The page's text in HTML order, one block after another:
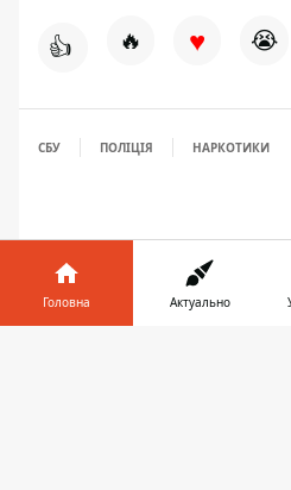
👍 🔥 ♥ 😭
СБУ ПОЛІЦІЯ НАРКОТИКИ
Головна Актуально